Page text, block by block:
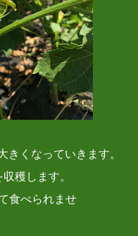
くなっていきます。
穫します。
食べられませ